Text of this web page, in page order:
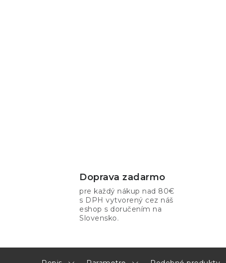
Doprava zadarmo
pre každý nákup nad 80€
s DPH vytvorený cez náš
eshop s doručením na
Slovensko.